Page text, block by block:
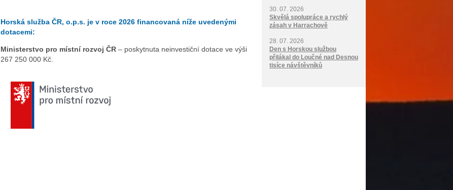
30. 07. 2026
Skvělá spolupráce a rychlý
zásah v Harrachově
28. 07. 2026
Den s Horskou službou
přilákal do Loučné nad Desnou
tisíce návštěvníků
Horská služba ČR, o.p.s. je v roce 2026 financovaná níže uvedenými
dotacemi:
Ministerstvo pro místní rozvoj ČR – poskytnuta neinvestiční dotace ve výši
267 250 000 Kč.